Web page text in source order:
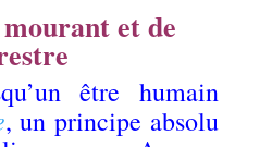
et de
être humain
, un principe absolu